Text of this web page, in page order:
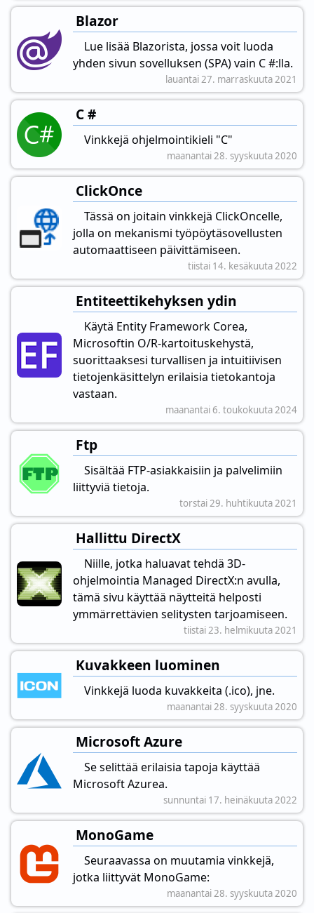
Blazor
Lue lisää Blazorista, jossa voit luoda
yhden sivun sovelluksen (SPA) vain C #:lla.
lauantai 27. marraskuuta 2021
C #
Vinkkejä ohjelmointikieli "C"
maanantai 28. syyskuuta 2020
ClickOnce
Tässä on joitain vinkkejä ClickOncelle,
jolla on mekanismi työpöytäsovellusten
automaattiseen päivittämiseen.
tiistai 14. kesäkuuta 2022
Entiteettikehyksen ydin
Käytä Entity Framework Corea,
Microsoftin O/R-kartoituskehystä,
suorittaaksesi turvallisen ja intuitiivisen
tietojenkäsittelyn erilaisia tietokantoja
vastaan.
maanantai 6. toukokuuta 2024
Ftp
Sisältää FTP-asiakkaisiin ja palvelimiin
liittyviä tietoja.
torstai 29. huhtikuuta 2021
Hallittu DirectX
Niille, jotka haluavat tehdä 3D-
ohjelmointia Managed DirectX:n avulla,
tämä sivu käyttää näytteitä helposti
ymmärrettävien selitysten tarjoamiseen.
tiistai 23. helmikuuta 2021
Kuvakkeen luominen
Vinkkejä luoda kuvakkeita (.ico), jne.
maanantai 28. syyskuuta 2020
Microsoft Azure
Se selittää erilaisia tapoja käyttää
Microsoft Azurea.
sunnuntai 17. heinäkuuta 2022
MonoGame
Seuraavassa on muutamia vinkkejä,
jotka liittyvät MonoGame:
maanantai 28. syyskuuta 2020